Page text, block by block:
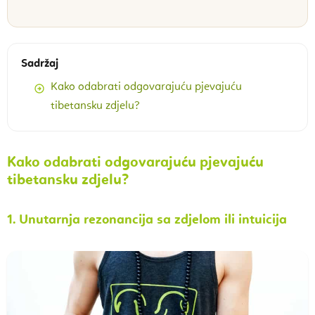
Sadržaj
Kako odabrati odgovarajuću pjevajuću
tibetansku zdjelu?
Kako odabrati odgovarajuću pjevajuću
tibetansku zdjelu?
1. Unutarnja rezonancija sa zdjelom ili intuicija